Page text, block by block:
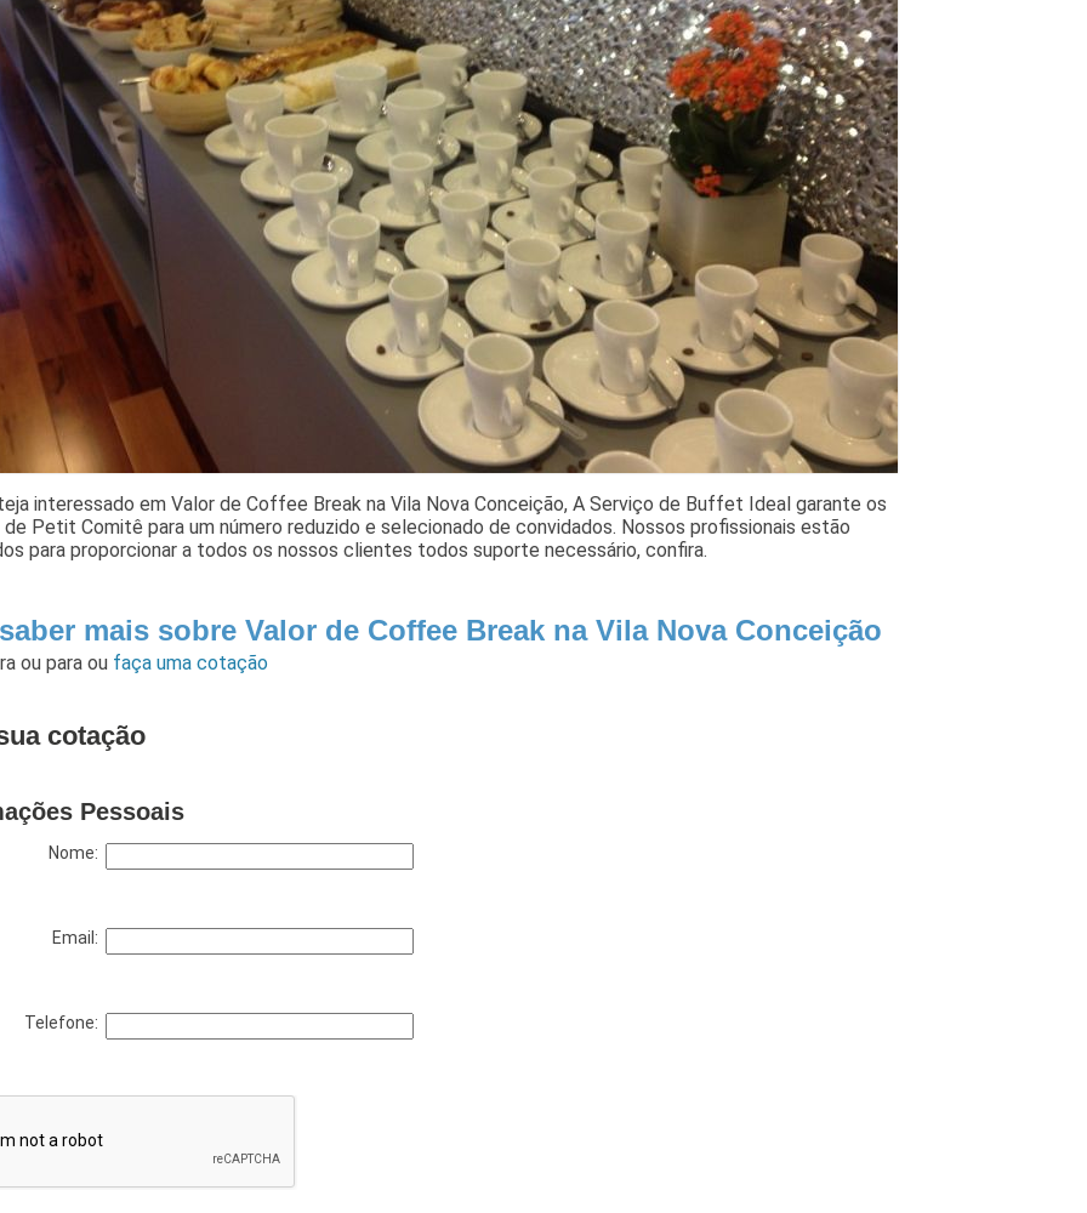
interessado em Valor de Coffee Break na Vila Nova Conceição, A Serviço de Buffet Ideal garante os
Petit Comitê para um número reduzido e selecionado de convidados. Nossos profissionais estão
para proporcionar a todos os nossos clientes todos suporte necessário, confira.
mais sobre Valor de Coffee Break na Vila Nova Conceição
ou paraou faça uma cotação
cotação
Pessoais
Nome:
Email:
Telefone: